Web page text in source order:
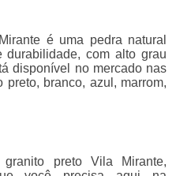
é uma pedra natural
durabilidade, com alto grau
disponível no mercado nas
preto, branco, azul, marrom,
preto Vila Mirante,